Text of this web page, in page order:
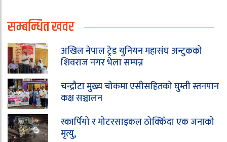
सम्बन्धित खवर
अखिल नेपाल ट्रेड युनियन महासंघ अन्टुकको
शिवराज नगर भेला सम्पन्न
चन्द्रौटा मुख्य चोकमा एसीसहितको घुम्ती स्तनपान
कक्ष सञ्चालन
स्कार्पियो र मोटरसाइकल ठोक्किँदा एक जनाको
मृत्यु,